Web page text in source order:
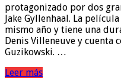
protagonizado por dos
Jake Gyllenhaal. La
mismo año y tiene una
Denis Villeneuve y cuenta
Guzikowski. …
Leer más